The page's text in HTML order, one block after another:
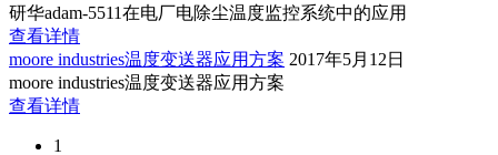
研华adam-5511在电厂电除尘温度监控系统中的应用
查看详情
moore industries温度变送器应用方案 2017年5月12日
moore industries温度变送器应用方案
查看详情
1